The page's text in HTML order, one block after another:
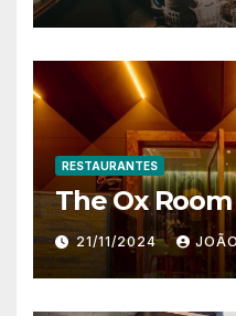
RESTAURANTES
The Ox
21/11/2024